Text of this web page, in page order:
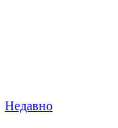
Недавно